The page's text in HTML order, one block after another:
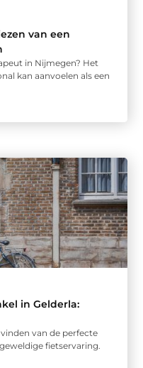
van een
in Nijmegen? Het
kan aanvoelen als een
in Gelderla:
van de perfecte
fietservaring.